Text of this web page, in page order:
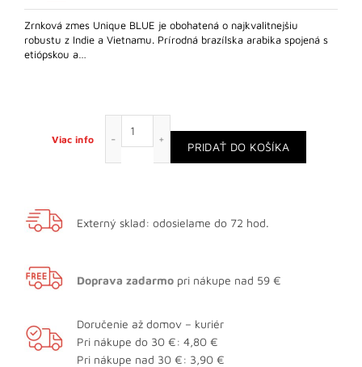
Zrnková zmes Unique BLUE je obohatená o najkvalitnejšiu
robustu z Indie a Vietnamu. Prírodná brazílska arabika spojená s
etiópskou a…
Viac info
PRIDAŤ DO KOŠÍKA
Externý sklad: odosielame do 72 hod.
Doprava zadarmo pri nákupe nad 59 €
Doručenie až domov – kuriér
Pri nákupe do 30 €: 4,80 €
Pri nákupe nad 30 €: 3,90 €